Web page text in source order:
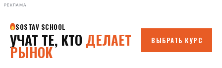
РЕКЛАМА